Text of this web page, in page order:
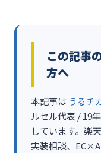
この記事
方へ
本記事は うるチ
ルセル代表 / 19
しています。楽
実装相談、